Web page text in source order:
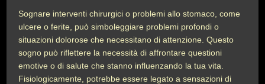
Sognare interventi chirurgici o problemi allo stomaco, come
ulcere o ferite, può simboleggiare problemi profondi o
situazioni dolorose che necessitano di attenzione. Questo
sogno può riflettere la necessità di affrontare questioni
emotive o di salute che stanno influenzando la tua vita.
Fisiologicamente, potrebbe essere legato a sensazioni di